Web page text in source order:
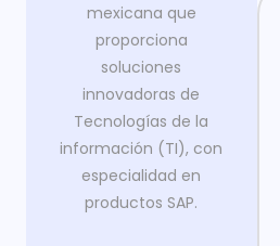
mexicana que
proporciona
soluciones
innovadoras de
Tecnologías de la
información (TI), con
especialidad en
productos SAP.